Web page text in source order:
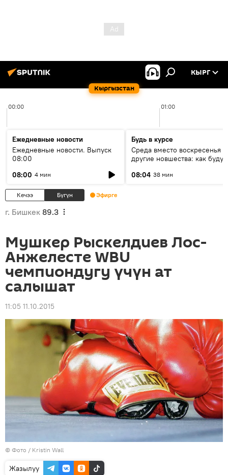
Кыргызстан
КЫРГ
00:00 01:00
Ежедневные новости
Ежедневные новости. Выпуск
08:00
08:00 4 мин
Будь в курсе
Среда вместо воскресенья и
другие новшества: как будут
08:04 38 мин
Кечээ Бүгүн Эфирге
г. Бишкек 89.3
Мушкер Рыскелдиев Лос-
Анжелесте WBU
чемпиондугу үчүн ат
салышат
11:05 11.10.2015
© Фото / Kristin Wall
Жазылуу